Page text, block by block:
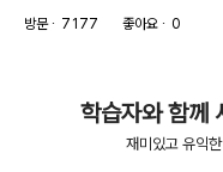
방문 ∙ 7177 좋아요 ∙ 0
학습자와 함께
재미있고 유익